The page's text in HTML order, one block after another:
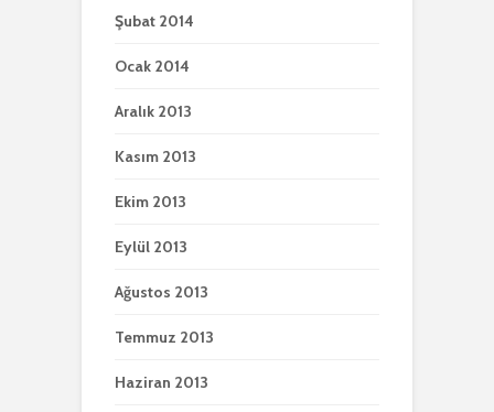
Şubat 2014
Ocak 2014
Aralık 2013
Kasım 2013
Ekim 2013
Eylül 2013
Ağustos 2013
Temmuz 2013
Haziran 2013